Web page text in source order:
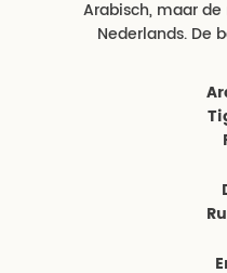
Arabisch, maar
Nederlands. De